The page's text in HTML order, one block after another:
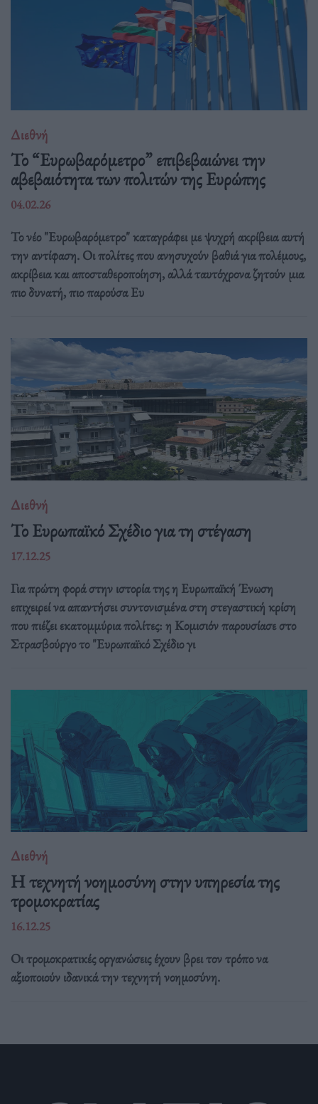
Διεθνή
Το “Ευρωβαρόμετρο” επιβεβαιώνει την
αβεβαιότητα των πολιτών της Ευρώπης
04.02.26
Το νέο "Ευρωβαρόμετρο" καταγράφει με ψυχρή ακρίβεια αυτή
την αντίφαση. Oι πολίτες που ανησυχούν βαθιά για πολέμους,
ακρίβεια και αποσταθεροποίηση, αλλά ταυτόχρονα ζητούν μια
πιο δυνατή, πιο παρούσα Ευ
Διεθνή
Το Ευρωπαϊκό Σχέδιο για τη στέγαση
17.12.25
Για πρώτη φορά στην ιστορία της η Ευρωπαϊκή Ένωση
επιχειρεί να απαντήσει συντονισμένα στη στεγαστική κρίση
που πιέζει εκατομμύρια πολίτες: η Κομισιόν παρουσίασε στο
Στρασβούργο το "Ευρωπαϊκό Σχέδιο γι
Διεθνή
Η τεχνητή νοημοσύνη στην υπηρεσία της
τρομοκρατίας
16.12.25
Οι τρομοκρατικές οργανώσεις έχουν βρει τον τρόπο να
αξιοποιούν ιδανικά την τεχνητή νοημοσύνη.